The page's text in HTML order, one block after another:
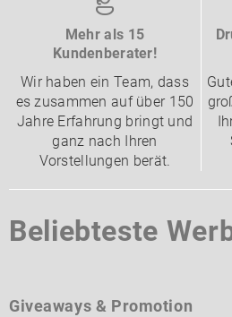
Mehr als 15
Kundenberater!
Wir haben ein Team, dass
es zusammen auf über 150
Jahre Erfahrung bringt und
ganz nach Ihren
Vorstellungen berät.
Beliebteste
Giveaways & Promotion